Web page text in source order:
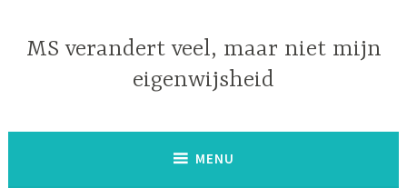
inhoud
MS verandert veel, maar niet mijn
eigenwijsheid
MENU